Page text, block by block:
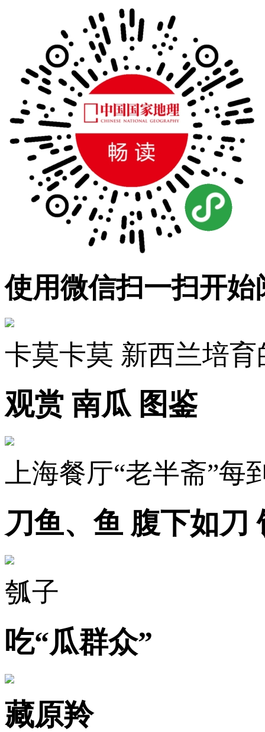
使用微信扫一扫开始
卡莫卡莫 新西兰培
观赏 南瓜 图鉴
上海餐厅“老半斋”每
刀鱼、鱼 腹下如刀
瓠子
吃“瓜群众”
藏原羚